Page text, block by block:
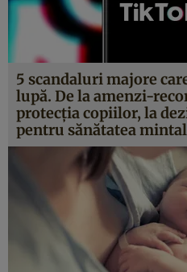
5 scandaluri majore
lupă. De la amenzi-
protecția copiilor, la
pentru sănătatea